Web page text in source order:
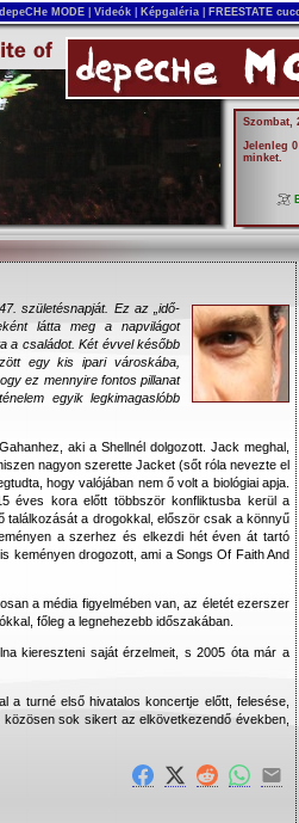
depeCHe MODE Videók Képgaléria FREESTATE
Szombat,
Jelenleg
minket.
születésnapját. Ez az „idő-
látta meg a napvilágot
a családot. Két évvel később
egy kis ipari városkába,
ez mennyire fontos pillanat
egyik legkimagaslóbb
aki a Shellnél dolgozott. Jack meghal,
nagyon szerette Jacket (sőt róla nevezte el
hogy valójában nem ő volt a biológiai apja.
éves kora előtt többször konfliktusba kerül a
találkozását a drogokkal, először csak a könnyű
a szerhez és elkezdi hét éven át tartó
keményen drogozott, ami a Songs Of Faith And
a média figyelmében van, az életét ezerszer
főleg a legnehezebb időszakában.
kiereszteni saját érzelmeit, s 2005 óta már a
a turné első hivatalos koncertje előtt, felesése,
sok sikert az elkövetkezendő években,